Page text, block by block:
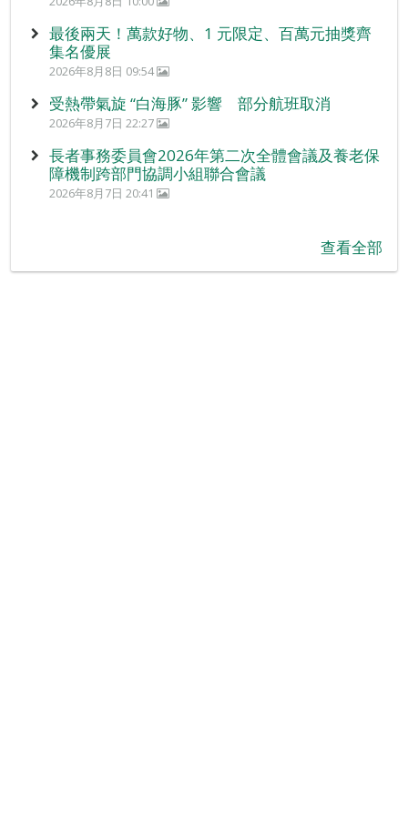
最後兩天！萬款好物、1 元限定、百萬元抽獎齊
集名優展
2026年8月8日 09:54
受熱帶氣旋 “白海豚” 影響 部分航班取消
2026年8月7日 22:27
長者事務委員會2026年第二次全體會議及養老保
障機制跨部門協調小組聯合會議
2026年8月7日 20:41
查看全部